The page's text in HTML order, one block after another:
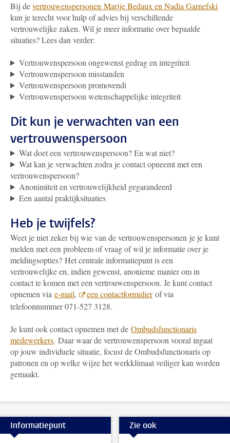
Bij devertrouwenspersonen Marije Bedaux en Nadia Garnefski
kun je terecht voor hulp of advies bij verschillende
vertrouwelijke zaken. Wil je meer informatie over bepaalde
situaties? Lees dan verder:
Vertrouwenspersoon ongewenst gedrag en integriteit
Vertrouwenspersoon misstanden
Vertrouwenspersoon promovendi
Vertrouwenspersoon wetenschappelijke integriteit
Dit kun je verwachten van een
vertrouwenspersoon
Wat doet een vertrouwenspersoon? En wat niet?
Wat kan je verwachten zodra je contact opneemt met een
vertrouwenspersoon?
Anonimiteit en vertrouwelijkheid gegarandeerd
Een aantal praktijksituaties
Heb je twijfels?
Weet je niet zeker bij wie van de vertrouwenspersonen je je kunt
melden met een probleem of vraag of wil je informatie over je
meldingsopties? Het centrale informatiepunt is een
vertrouwelijke en, indien gewenst, anonieme manier om in
contact te komen met een vertrouwenspersoon. Je kunt contact
opnemen via e-mail, een contactformulierof via
telefoonnummer 071-527 3128.
Je kunt ook contact opnemen met de Ombudsfunctionaris
medewerkers. Daar waar de vertrouwenspersoon vooral ingaat
op jouw individuele situatie, focust de Ombudsfunctionaris op
patronen en op welke wijze het werkklimaat veiliger kan worden
gemaakt.
Informatiepunt Zie ook